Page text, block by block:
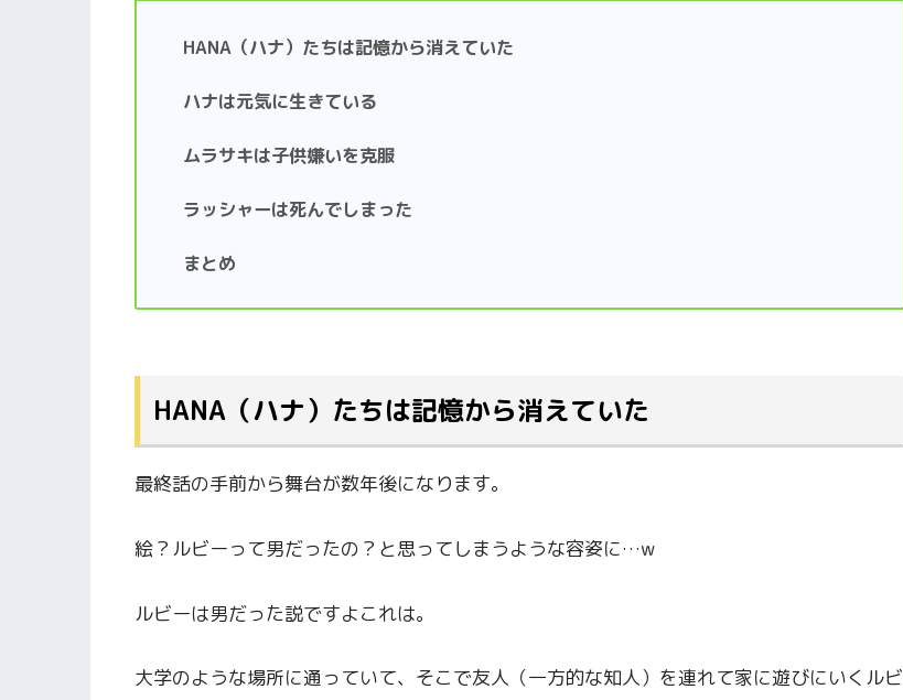
HANA（ハナ）たちは記憶から消えていた
ハナは元気に生きている
ムラサキは子供嫌いを克服
ラッシャーは死んでしまった
まとめ
HANA（ハナ）たちは記憶から消えていた
最終話の手前から舞台が数年後になります。
絵？ルビーって男だったの？と思ってしまうような容姿に…w
ルビーは男だった説ですよこれは。
大学のような場所に通っていて、そこで友人（一方的な知人）を連れて家に遊びにいくルビ